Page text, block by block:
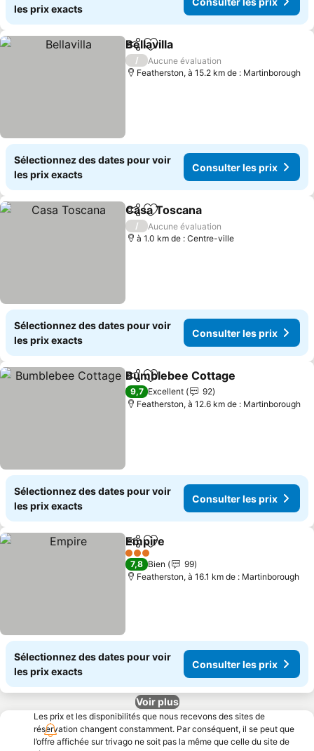
les prix exacts
PartagerAjouter à mes favoris
Bellavilla
/
Aucune évaluation
Featherston, à 15.2 km de : Martinborough
Sélectionnez des dates pour voir
les prix exacts
Consulter les prix
PartagerAjouter à mes favoris
Casa Toscana
/
Aucune évaluation
à 1.0 km de : Centre-ville
Sélectionnez des dates pour voir
les prix exacts
Consulter les prix
PartagerAjouter à mes favoris
Bumblebee Cottage
9,7 Excellent
92
Featherston, à 12.6 km de : Martinborough
Sélectionnez des dates pour voir
les prix exacts
Consulter les prix
PartagerAjouter à mes favoris
Empire
3 Étoiles
7,8 Bien
99
Featherston, à 16.1 km de : Martinborough
Sélectionnez des dates pour voir
les prix exacts
Consulter les prix
Voir plus
Les prix et les disponibilités que nous recevons des sites de
réservation changent constamment. Par conséquent, il se peut que
l’offre affichée sur trivago ne soit pas la même que celle du site de